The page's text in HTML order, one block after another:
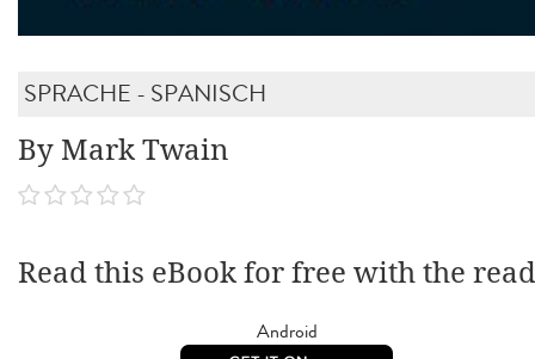
SPRACHE - SPANISCH
By Mark Twain
Read this eBook for free with the
Android